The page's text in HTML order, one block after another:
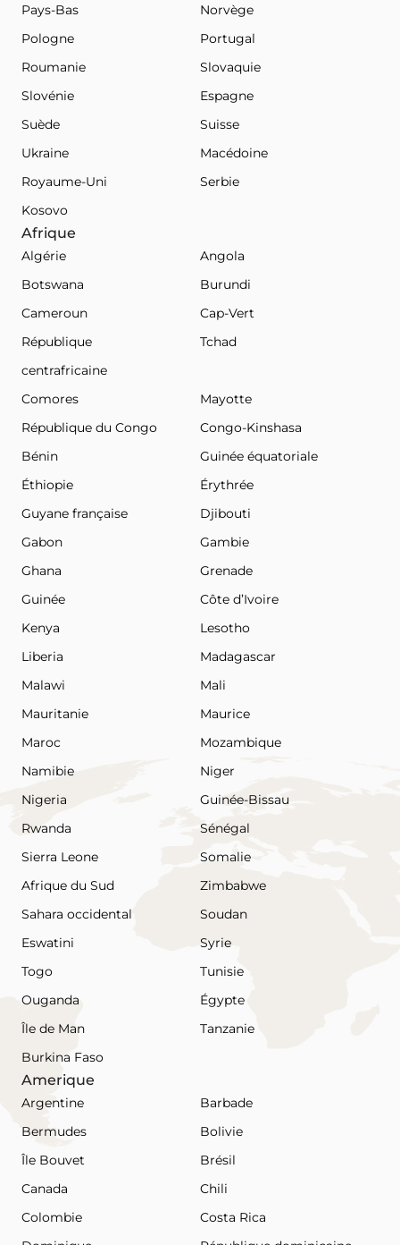
Pays-Bas
Norvège
Pologne
Portugal
Roumanie
Slovaquie
Slovénie
Espagne
Suède
Suisse
Ukraine
Macédoine
Royaume-Uni
Serbie
Kosovo
Afrique
Algérie
Angola
Botswana
Burundi
Cameroun
Cap-Vert
République
centrafricaine
Tchad
Comores
Mayotte
République du Congo
Congo-Kinshasa
Bénin
Guinée équatoriale
Éthiopie
Érythrée
Guyane française
Djibouti
Gabon
Gambie
Ghana
Grenade
Guinée
Côte d’Ivoire
Kenya
Lesotho
Liberia
Madagascar
Malawi
Mali
Mauritanie
Maurice
Maroc
Mozambique
Namibie
Niger
Nigeria
Guinée-Bissau
Rwanda
Sénégal
Sierra Leone
Somalie
Afrique du Sud
Zimbabwe
Sahara occidental
Soudan
Eswatini
Syrie
Togo
Tunisie
Ouganda
Égypte
Île de Man
Tanzanie
Burkina Faso
Amerique
Argentine
Barbade
Bermudes
Bolivie
Île Bouvet
Brésil
Canada
Chili
Colombie
Costa Rica